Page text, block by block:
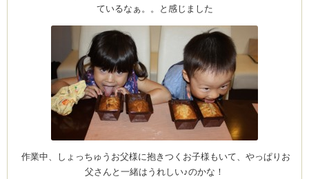
by CEDO)
ているなぁ。。と感じました
作業中、しょっちゅうお父様に抱きつくお子様もいて、やっぱりお
父さんと一緒はうれしい♪のかな！